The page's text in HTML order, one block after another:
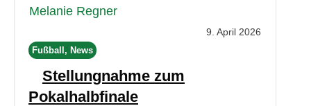
Melanie Regner
9. April 2026
Fußball, News
Stellungnahme zum
Pokalhalbfinale